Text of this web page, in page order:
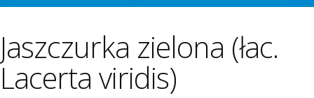
Jaszczurka zielona (łac.
Lacerta viridis)